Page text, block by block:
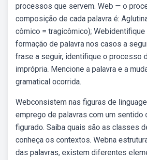
processos que servem. Web — o
composição de cada palavra é:
cômico = tragicômico);
formação de palavra nos casos a
frase a seguir, identifique o processo
imprópria. Mencione a palavra e a
gramatical ocorrida.
Webconsistem nas figuras de
emprego de palavras com um sentido
figurado. Saiba quais são as classes
conheça os contextos. Webna
das palavras, existem diferentes